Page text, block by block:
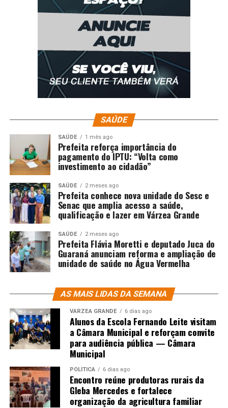
SAÚDE
SAÚDE 1 mês ago
Prefeita reforça importância do
pagamento do IPTU: “Volta como
investimento ao cidadão”
SAÚDE 2 meses ago
Prefeita conhece nova unidade do Sesc e
Senac que amplia acesso a saúde,
qualificação e lazer em Várzea Grande
SAÚDE 2 meses ago
Prefeita Flávia Moretti e deputado Juca do
Guaraná anunciam reforma e ampliação de
unidade de saúde no Água Vermelha
AS MAIS LIDAS DA SEMANA
VÁRZEA GRANDE 6 dias ago
Alunos da Escola Fernando Leite visitam
a Câmara Municipal e reforçam convite
para audiência pública — Câmara
Municipal
POLÍTICA 6 dias ago
Encontro reúne produtoras rurais da
Gleba Mercedes e fortalece
organização da agricultura familiar